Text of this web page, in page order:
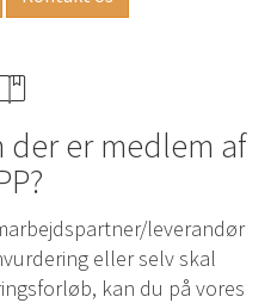
der er medlem af
leverandør
eller selv skal
kan du på vores